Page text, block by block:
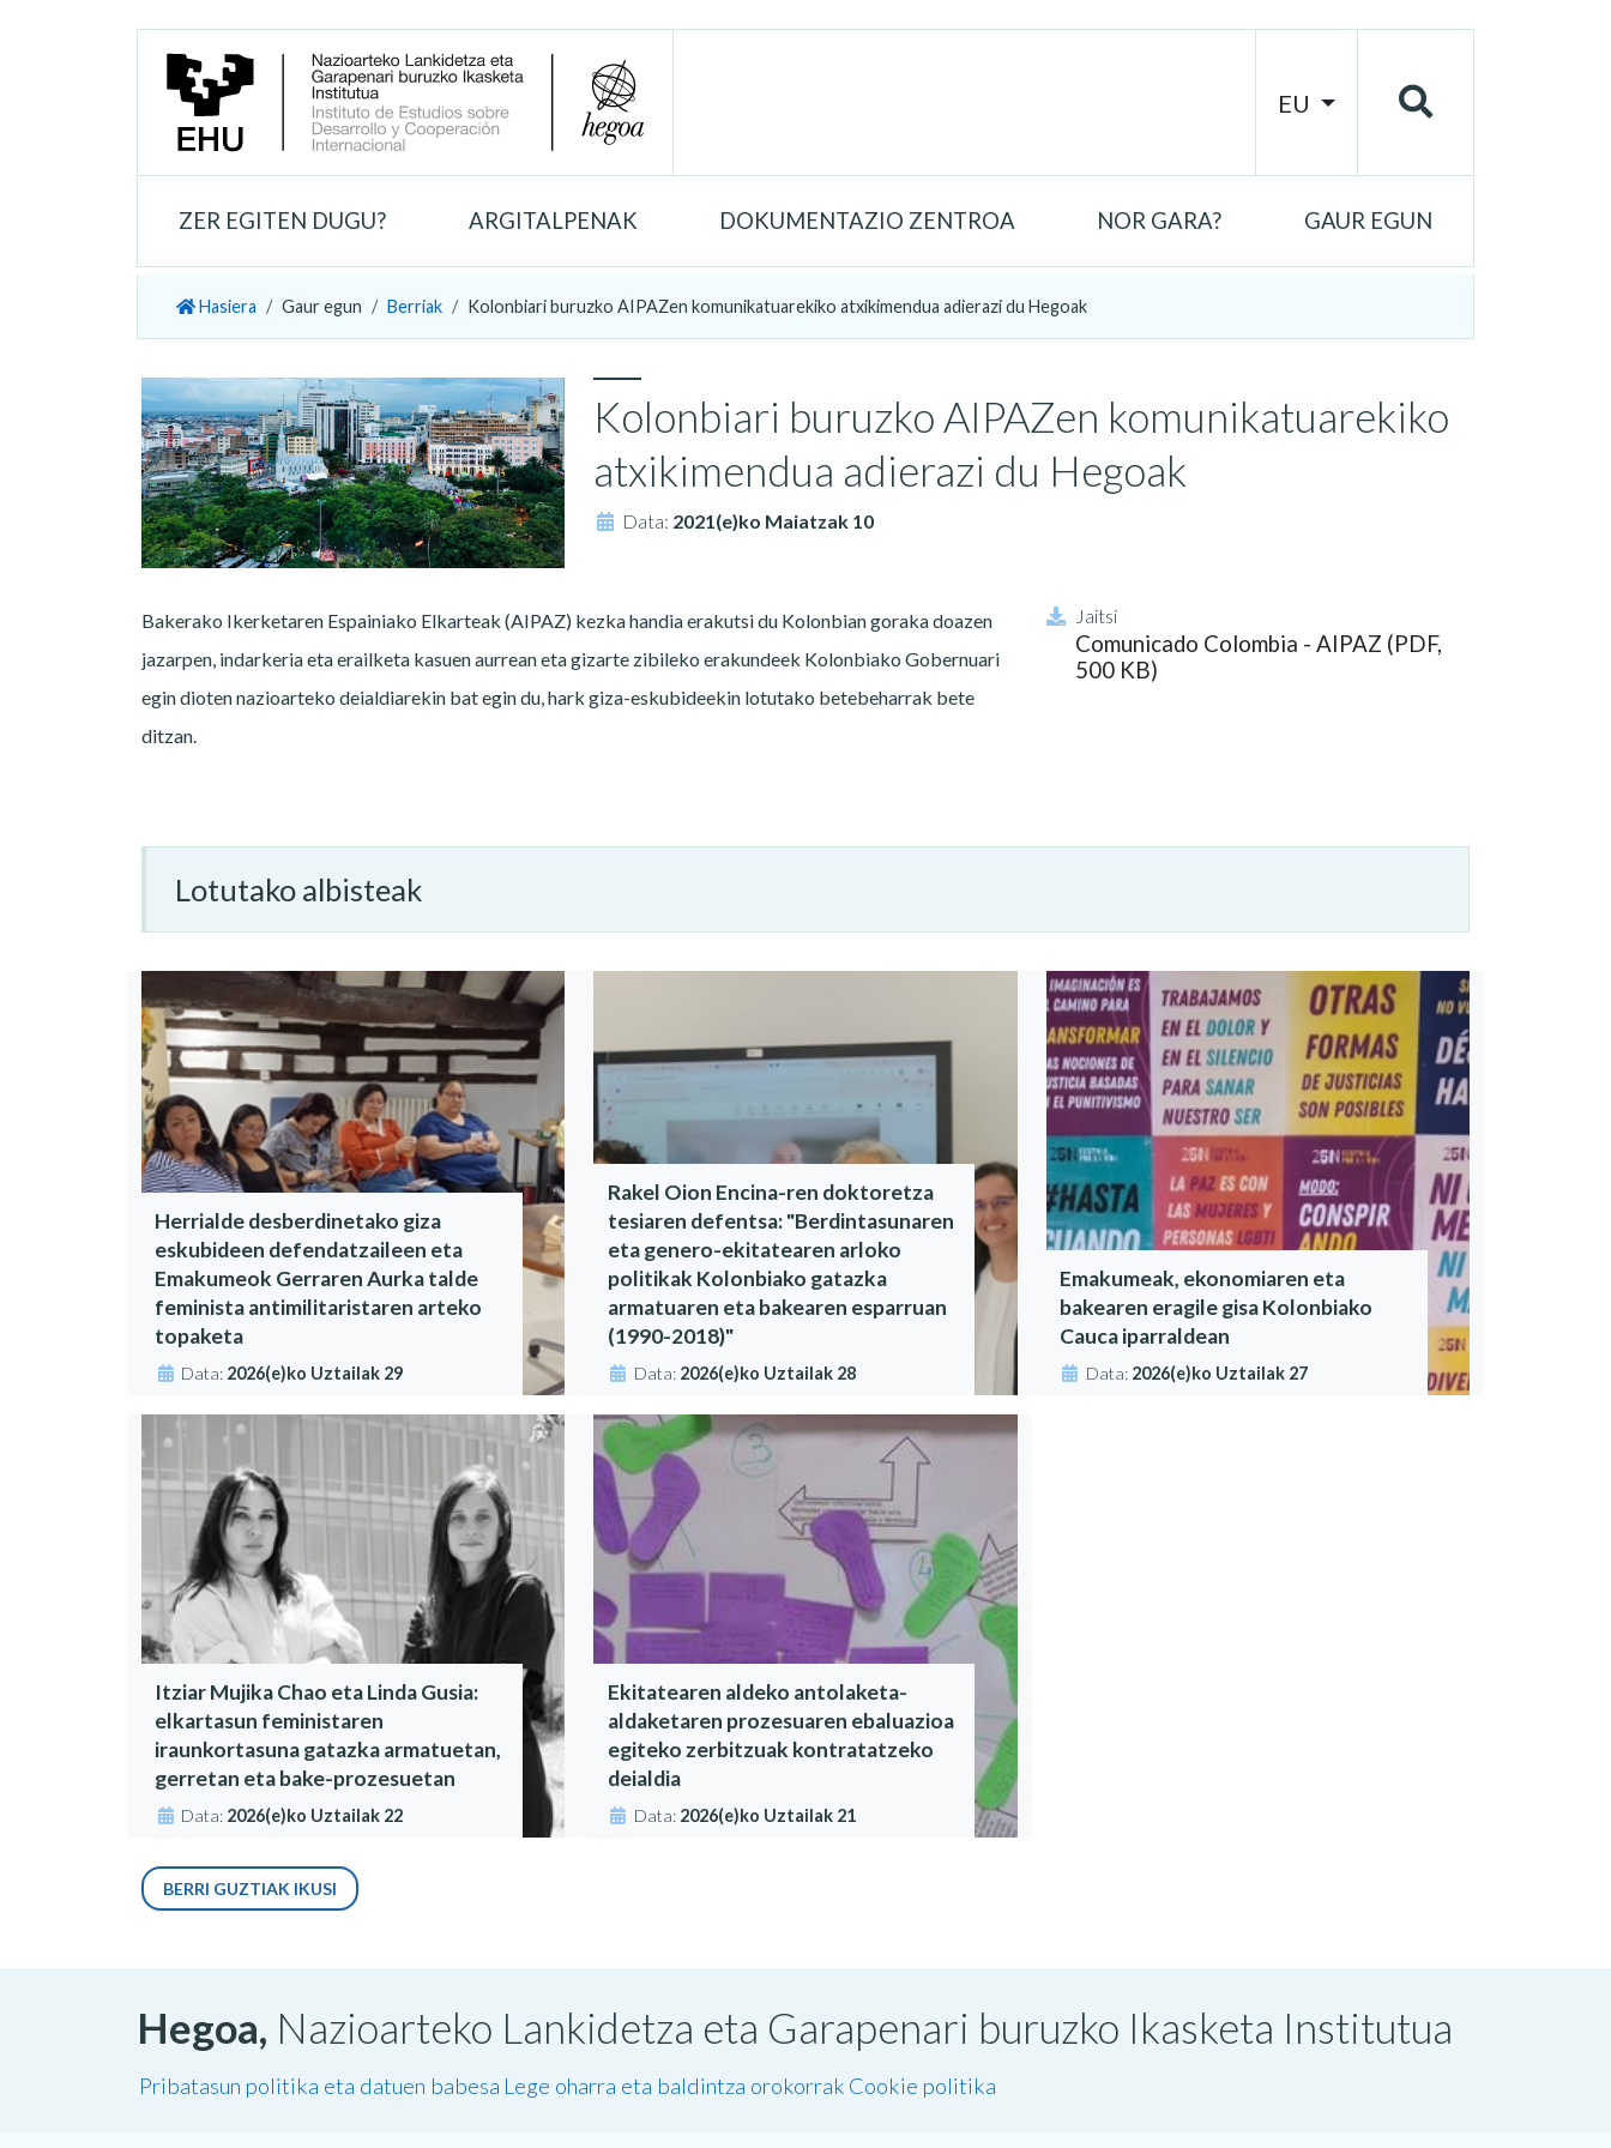
EU
ZER EGITEN DUGU? ARGITALPENAK DOKUMENTAZIO ZENTROA NOR GARA? GAUR EGUN
Hasiera Gaur egun Berriak Kolonbiari buruzko AIPAZen komunikatuarekiko atxikimendua adierazi du Hegoak
Kolonbiari buruzko AIPAZen komunikatuarekiko
atxikimendua adierazi du Hegoak
Data: 2021(e)ko Maiatzak 10
Bakerako Ikerketaren Espainiako Elkarteak (AIPAZ) kezka handia erakutsi du Kolonbian goraka doazen
jazarpen, indarkeria eta erailketa kasuen aurrean eta gizarte zibileko erakundeek Kolonbiako Gobernuari
egin dioten nazioarteko deialdiarekin bat egin du, hark giza-eskubideekin lotutako betebeharrak bete
ditzan.
Jaitsi
Comunicado Colombia - AIPAZ (PDF,
500 KB)
Lotutako albisteak
Herrialde desberdinetako giza
eskubideen defendatzaileen eta
Emakumeok Gerraren Aurka talde
feminista antimilitaristaren arteko
topaketa
Data: 2026(e)ko Uztailak 29
Rakel Oion Encina-ren doktoretza
tesiaren defentsa: "Berdintasunaren
eta genero-ekitatearen arloko
politikak Kolonbiako gatazka
armatuaren eta bakearen esparruan
(1990-2018)"
Data: 2026(e)ko Uztailak 28
Emakumeak, ekonomiaren eta
bakearen eragile gisa Kolonbiako
Cauca iparraldean
Data: 2026(e)ko Uztailak 27
Itziar Mujika Chao eta Linda Gusia:
elkartasun feministaren
iraunkortasuna gatazka armatuetan,
gerretan eta bake-prozesuetan
Data: 2026(e)ko Uztailak 22
Ekitatearen aldeko antolaketa-
aldaketaren prozesuaren ebaluazioa
egiteko zerbitzuak kontratatzeko
deialdia
Data: 2026(e)ko Uztailak 21
BERRI GUZTIAK IKUSI
Hegoa, Nazioarteko Lankidetza eta Garapenari buruzko Ikasketa Institutua
Pribatasun politika eta datuen babesa Lege oharra eta baldintza orokorrak Cookie politika